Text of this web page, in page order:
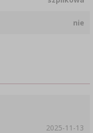
nie
2025-11-13